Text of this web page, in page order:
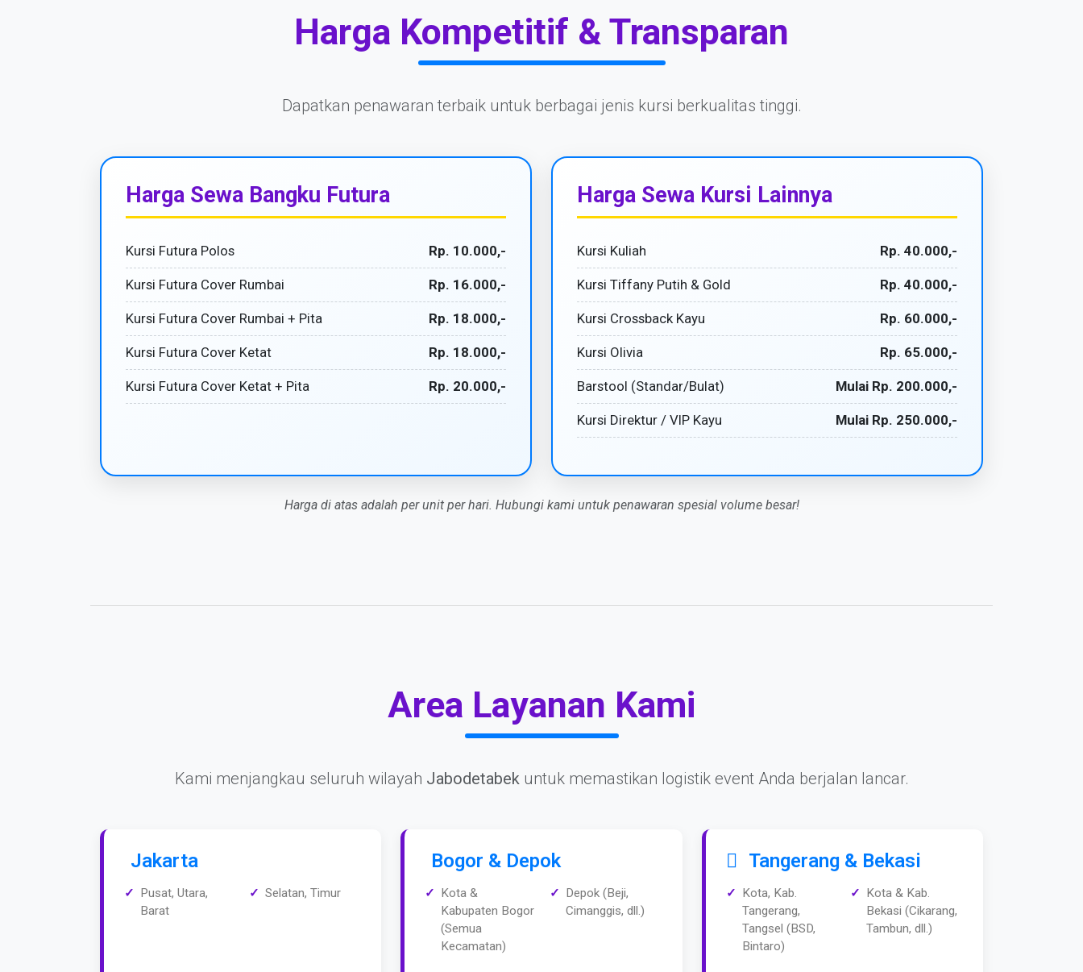
Harga Kompetitif & Transparan
Dapatkan penawaran terbaik untuk berbagai jenis kursi berkualitas tinggi.
Harga Sewa Bangku Futura
Kursi Futura Polos Rp. 10.000,-
Kursi Futura Cover Rumbai Rp. 16.000,-
Kursi Futura Cover Rumbai + Pita Rp. 18.000,-
Kursi Futura Cover Ketat Rp. 18.000,-
Kursi Futura Cover Ketat + Pita Rp. 20.000,-
Harga Sewa Kursi Lainnya
Kursi Kuliah Rp. 40.000,-
Kursi Tiffany Putih & Gold Rp. 40.000,-
Kursi Crossback Kayu Rp. 60.000,-
Kursi Olivia Rp. 65.000,-
Barstool (Standar/Bulat) Mulai Rp. 200.000,-
Kursi Direktur / VIP Kayu Mulai Rp. 250.000,-
Harga di atas adalah per unit per hari. Hubungi kami untuk penawaran spesial volume besar!
Area Layanan Kami
Kami menjangkau seluruh wilayah Jabodetabekuntuk memastikan logistik event Anda berjalan lancar.
Jakarta
Pusat, Utara,
Barat
Selatan, Timur
Bogor & Depok
Kota &
Kabupaten Bogor
(Semua
Kecamatan)
Depok (Beji,
Cimanggis, dll.)
Tangerang & Bekasi
Kota, Kab.
Tangerang,
Tangsel (BSD,
Bintaro)
Kota & Kab.
Bekasi (Cikarang,
Tambun, dll.)